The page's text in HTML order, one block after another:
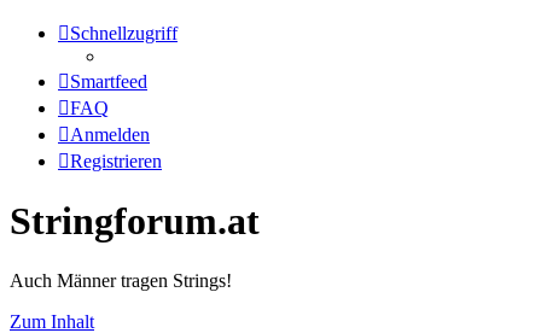
Schnellzugriff
Smartfeed
FAQ
Anmelden
Registrieren
Stringforum.at
Auch Männer tragen Strings!
Zum Inhalt